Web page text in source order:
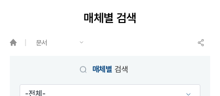
매체별 검색
문서
매체별 검색